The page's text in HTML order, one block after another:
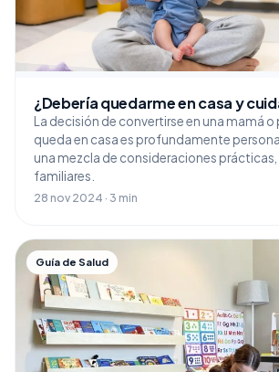
¿Debería quedarme en casa y
La decisión de convertirse en una mamá o
queda en casa es profundamente
una mezcla de consideraciones
familiares.
28 nov 2024 · 3 min
Guía de Salud